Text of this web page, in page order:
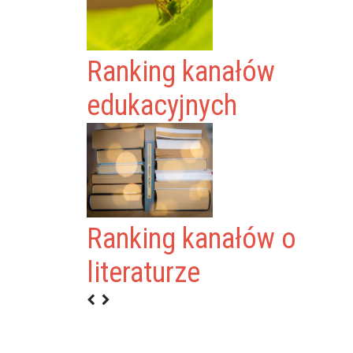
Ranking kanałów
edukacyjnych
Ranking kanałów o
literaturze